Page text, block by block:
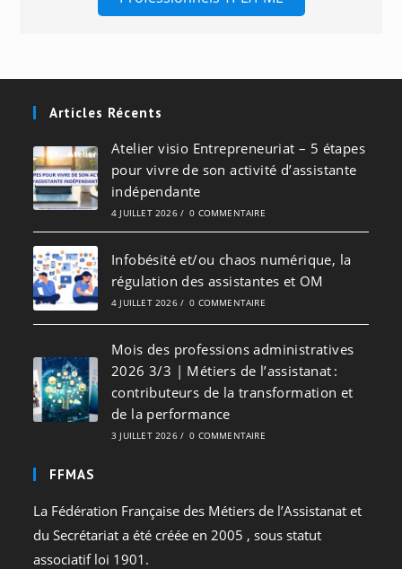
Articles Récents
Atelier visio Entrepreneuriat – 5 étapes
pour vivre de son activité d’assistante
indépendante
4 JUILLET 2026 / 0 COMMENTAIRE
Infobésité et/ou chaos numérique, la
régulation des assistantes et OM
4 JUILLET 2026 / 0 COMMENTAIRE
Mois des professions administratives
2026 3/3 | Métiers de l’assistanat :
contributeurs de la transformation et
de la performance
3 JUILLET 2026 / 0 COMMENTAIRE
FFMAS
La Fédération Française des Métiers de l’Assistanat et
du Secrétariat a été créée en 2005 , sous statut
associatif loi 1901.